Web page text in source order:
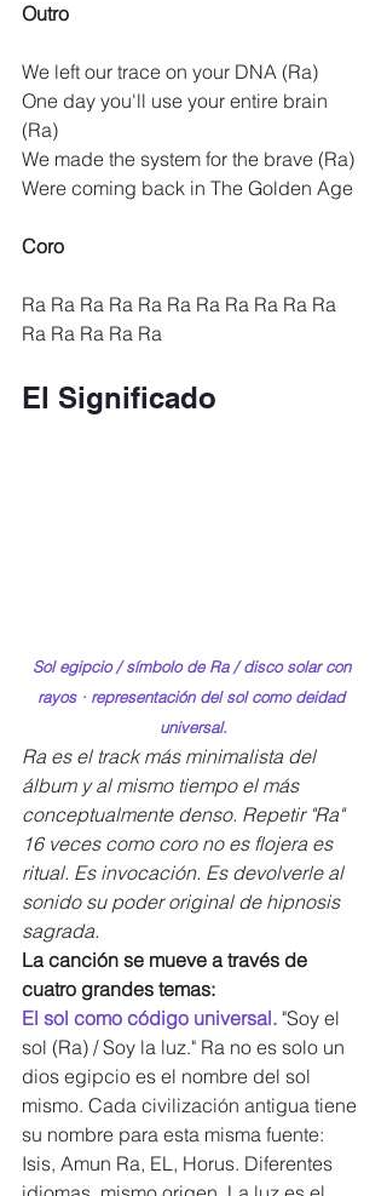
Outro
We left our trace on your DNA (Ra)
One day you'll use your entire brain
(Ra)
We made the system for the brave (Ra)
Were coming back in The Golden Age
Coro
Ra Ra Ra Ra Ra Ra Ra Ra Ra Ra Ra
Ra Ra Ra Ra Ra
El Significado
Sol egipcio / símbolo de Ra / disco solar con
rayos · representación del sol como deidad
universal.
Ra es el track más minimalista del
álbum y al mismo tiempo el más
conceptualmente denso. Repetir "Ra"
16 veces como coro no es flojera es
ritual. Es invocación. Es devolverle al
sonido su poder original de hipnosis
sagrada.
La canción se mueve a través de
cuatro grandes temas:
El sol como código universal. "Soy el
sol (Ra) / Soy la luz." Ra no es solo un
dios egipcio es el nombre del sol
mismo. Cada civilización antigua tiene
su nombre para esta misma fuente:
Isis, Amun Ra, EL, Horus. Diferentes